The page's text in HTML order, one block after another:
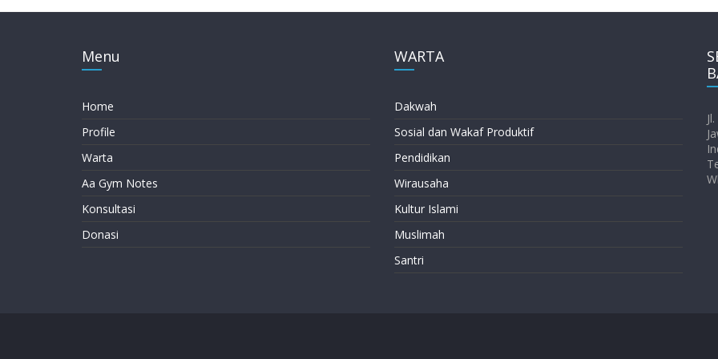
Menu
Home
Profile
Warta
Aa Gym Notes
Konsultasi
Donasi
WARTA
Dakwah
Sosial dan Wakaf Produktif
Pendidikan
Wirausaha
Kultur Islami
Muslimah
Santri